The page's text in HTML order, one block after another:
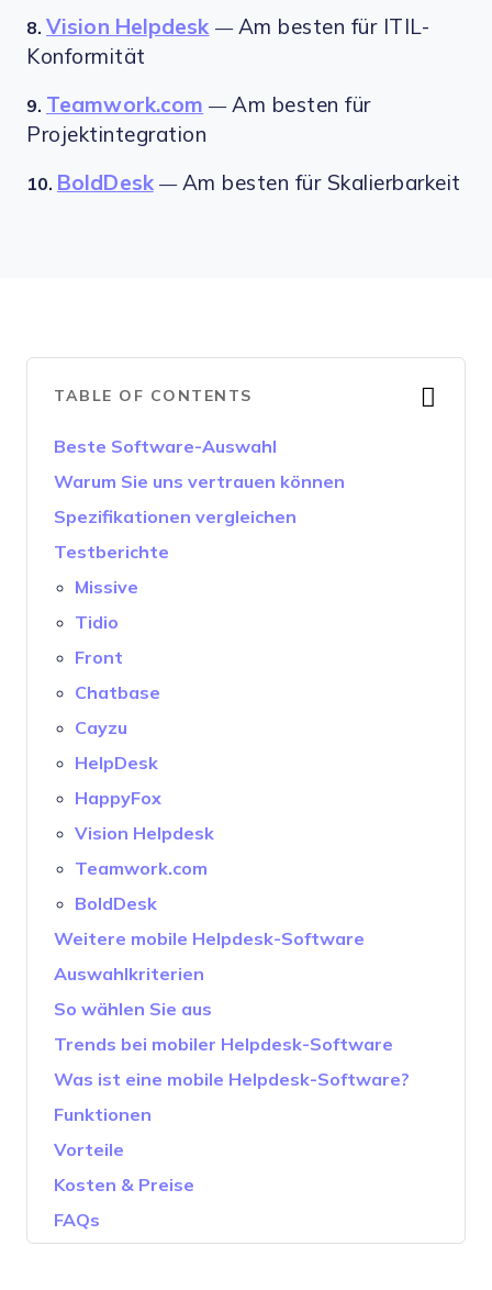
8. Vision Helpdesk — Am besten für ITIL-
Konformität
9. Teamwork.com — Am besten für
Projektintegration
10. BoldDesk — Am besten für Skalierbarkeit
TABLE OF CONTENTS
Beste Software-Auswahl
Warum Sie uns vertrauen können
Spezifikationen vergleichen
Testberichte
Missive
Tidio
Front
Chatbase
Cayzu
HelpDesk
HappyFox
Vision Helpdesk
Teamwork.com
BoldDesk
Weitere mobile Helpdesk-Software
Auswahlkriterien
So wählen Sie aus
Trends bei mobiler Helpdesk-Software
Was ist eine mobile Helpdesk-Software?
Funktionen
Vorteile
Kosten & Preise
FAQs